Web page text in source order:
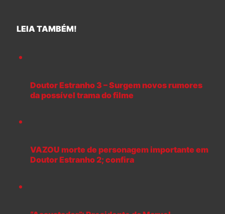
LEIA TAMBÉM!
Doutor Estranho 3 – Surgem novos rumores
da possível trama do filme
VAZOU morte de personagem importante em
Doutor Estranho 2; confira